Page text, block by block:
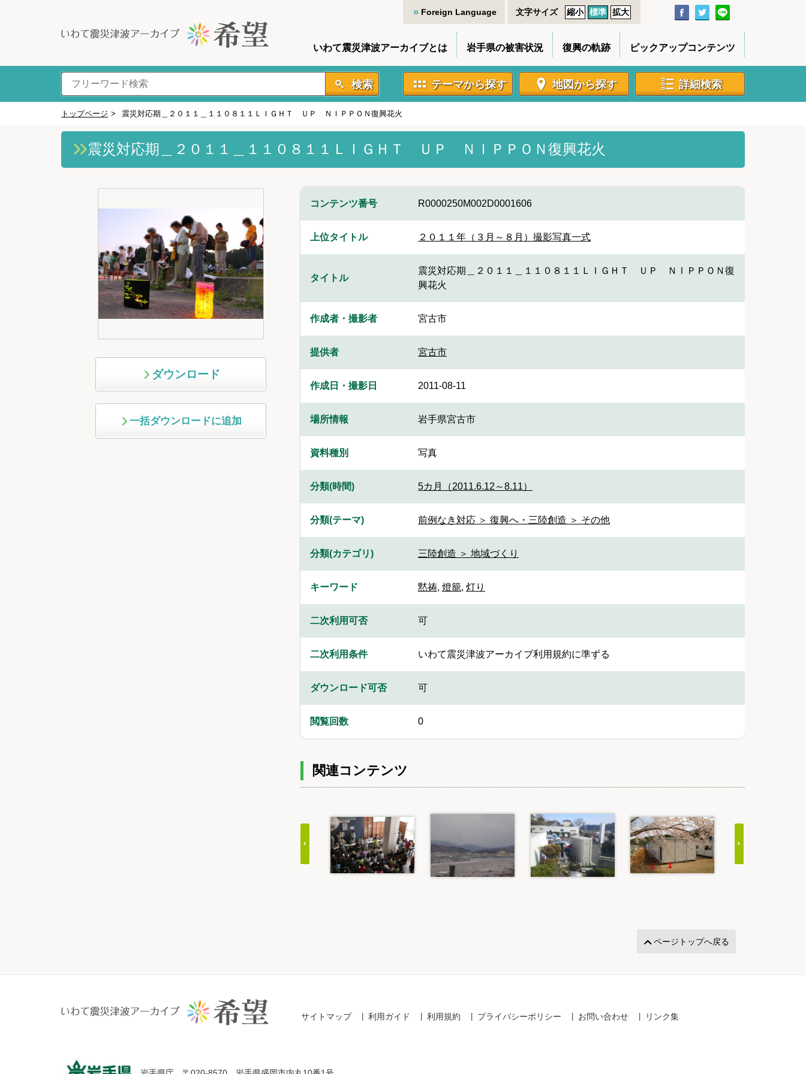
Foreign Language 文字サイズ 縮小 標準 拡大
いわて震災津波アーカイブとは 岩手県の被害状況 復興の軌跡 ピックアップコンテンツ
検索 テーマから探す 地図から探す 詳細検索
トップページ > 震災対応期＿２０１１＿１１０８１１ＬＩＧＨＴ ＵＰ ＮＩＰＰＯＮ復興花火
震災対応期＿２０１１＿１１０８１１ＬＩＧＨＴ ＵＰ ＮＩＰＰＯＮ復興花火
ダウンロード
一括ダウンロードに追加
コンテンツ番号 R0000250M002D0001606
上位タイトル ２０１１年（３月～８月）撮影写真一式
タイトル
震災対応期＿２０１１＿１１０８１１ＬＩＧＨＴ ＵＰ ＮＩＰＰＯＮ復
興花火
作成者・撮影者 宮古市
提供者 宮古市
作成日・撮影日 2011-08-11
場所情報 岩手県宮古市
資料種別 写真
分類(時間) 5カ月（2011.6.12～8.11）
分類(テーマ) 前例なき対応 ＞ 復興へ・三陸創造 ＞ その他
分類(カテゴリ) 三陸創造 ＞ 地域づくり
キーワード 黙祷, 燈籠, 灯り
二次利用可否 可
二次利用条件 いわて震災津波アーカイブ利用規約に準ずる
ダウンロード可否 可
閲覧回数 0
関連コンテンツ
ページトップへ戻る
サイトマップ 利用ガイド 利用規約 プライバシーポリシー お問い合わせ リンク集